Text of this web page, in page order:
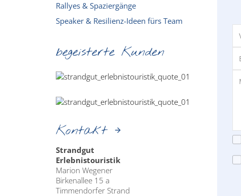
Rallyes & Spaziergänge
Speaker & Resilienz-Ideen fürs Team
begeisterte Kunden
Kontakt
Strandgut
Erlebnistouristik
Marion Wegener
Birkenallee 15 a
Timmendorfer Strand